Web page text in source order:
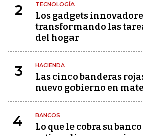
2 TECNOLOGÍA
Los gadgets
transformando las
del hogar
3 HACIENDA
Las cinco banderas
nuevo gobierno en
4 BANCOS
Lo que le cobra su